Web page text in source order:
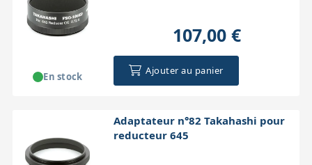
107,00 €
Ajouter au panier
En stock
Adaptateur n°82 Takahashi pour
reducteur 645